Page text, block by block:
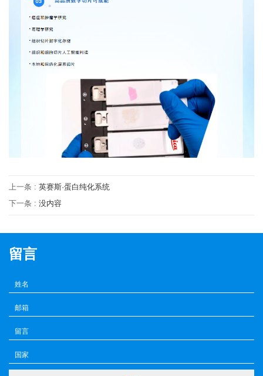
上一条 : 英赛斯·蛋白纯化系统
下一条 : 没内容
留言